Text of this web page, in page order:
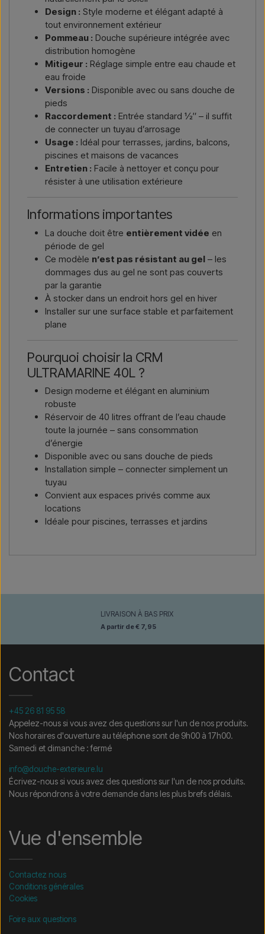
Design : Style moderne et élégant adapté à
tout environnement extérieur
Pommeau : Douche supérieure intégrée avec
distribution homogène
Mitigeur : Réglage simple entre eau chaude et
eau froide
Versions : Disponible avec ou sans douche de
pieds
Raccordement : Entrée standard ½″ – il suffit
de connecter un tuyau d’arrosage
Usage : Idéal pour terrasses, jardins, balcons,
piscines et maisons de vacances
Entretien : Facile à nettoyer et conçu pour
résister à une utilisation extérieure
Informations importantes
La douche doit être entièrement vidée en
période de gel
Ce modèle n’est pas résistant au gel – les
dommages dus au gel ne sont pas couverts
par la garantie
À stocker dans un endroit hors gel en hiver
Installer sur une surface stable et parfaitement
plane
Pourquoi choisir la CRM
ULTRAMARINE 40L ?
Design moderne et élégant en aluminium
robuste
Réservoir de 40 litres offrant de l’eau chaude
toute la journée – sans consommation
d’énergie
Disponible avec ou sans douche de pieds
Installation simple – connecter simplement un
tuyau
Convient aux espaces privés comme aux
locations
Idéale pour piscines, terrasses et jardins
LIVRAISON À BAS PRIX
A partir de € 7,95
Contact
+45 26 81 95 58
Appelez-nous si vous avez des questions sur l'un de nos produits.
Nos horaires d'ouverture au téléphone sont de 9h00 à 17h00.
Samedi et dimanche : fermé
info@douche-exterieure.lu
Écrivez-nous si vous avez des questions sur l'un de nos produits.
Nous répondrons à votre demande dans les plus brefs délais.
Vue d'ensemble
Contactez nous
Conditions générales
Cookies
Foire aux questions